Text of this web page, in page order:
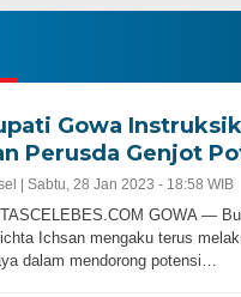
Gowa
Perusda Genjot
| Sabtu, 28 Jan 2023 - 18:58 WIB
GOWA —
Ichsan mengaku terus
dalam mendorong potensi…